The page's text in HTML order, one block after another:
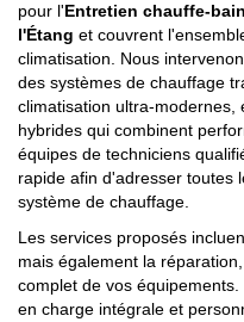
pour l'Entretien chauffe-
l'Étang et couvrent
climatisation. Nous
des systèmes de chauffage
climatisation ultra-modernes,
hybrides qui combinent
équipes de techniciens
rapide afin d'adresser toutes
système de chauffage.
Les services proposés
mais également la
complet de vos
en charge intégrale et